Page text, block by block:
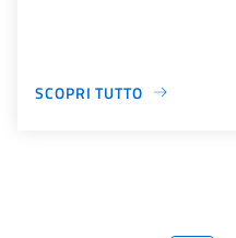
SCOPRI TUTTO